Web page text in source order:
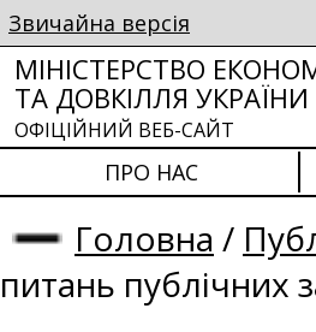
Звичайна версія
МІНІСТЕРСТВО
ТА ДОВКІЛЛЯ УКРАЇНИ
ОФІЦІЙНИЙ ВЕБ-САЙТ
ПРО НАС
Головна /
питань публічних